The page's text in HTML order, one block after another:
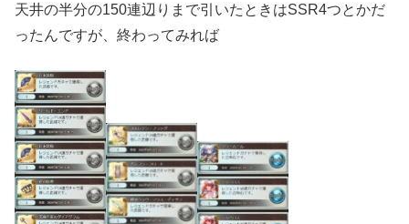
天井の半分の150連辺りまで引いたときはSSR4つとかだ
ったんですが、終わってみれば